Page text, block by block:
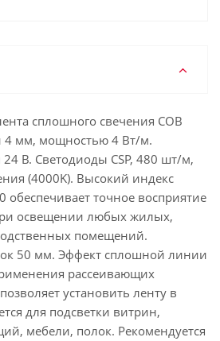
сплошного свечения COB
4 мм, мощностью 4 Вт/м.
В. Светодиоды CSP, 480 шт/м,
(4000K). Высокий индекс
обеспечивает точное восприятие
освещении любых жилых,
помещений.
50 мм. Эффект сплошной линии
рассеивающих
установить ленту в
для подсветки витрин,
мебели, полок. Рекомендуется